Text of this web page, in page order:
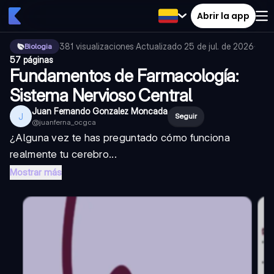
Abrir la app
Biologia 381 visualizaciones·Actualizado 25 de jul. de 2026·
57 páginas
Fundamentos de Farmacología:
Sistema Nervioso Central
J Juan Fernando Gonzalez Moncada
@juanferna_ocgca
Seguir
¿Alguna vez te has preguntado cómo funciona
realmente tu cerebro...
Mostrar más